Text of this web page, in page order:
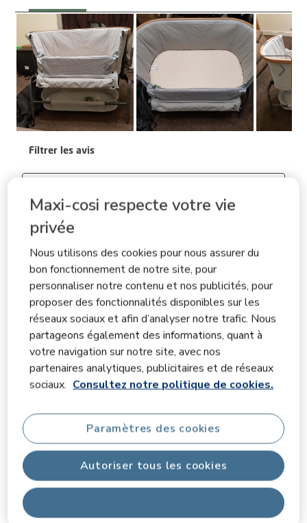
Maxi-cosi respecte votre vie
privée
Nous utilisons des cookies pour nous assurer du
bon fonctionnement de notre site, pour
personnaliser notre contenu et nos publicités, pour
proposer des fonctionnalités disponibles sur les
réseaux sociaux et afin d’analyser notre trafic. Nous
partageons également des informations, quant à
votre navigation sur notre site, avec nos
partenaires analytiques, publicitaires et de réseaux
sociaux. Consultez notre politique de cookies.
Autoriser tous les cookies
Paramètres des cookies
Filtrer les avis
Zone de recherche de sujet et d'avis
la satisfaction
matériel fonctionnel
Afficher plus de filtres
Informations sur la pertinence
filtres Les plus pertinents
sur
avis.
5 sur 5 étoiles.
Seperate but close bed for baby
smd
il y a 6 ans
Having had our baby sleep with us we were on the look